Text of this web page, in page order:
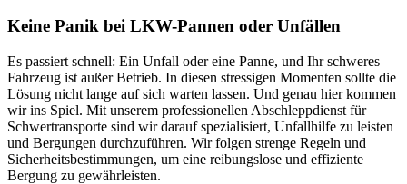
Keine Panik bei LKW-Pannen oder Unfällen
Es passiert schnell: Ein Unfall oder eine Panne, und Ihr schweres
Fahrzeug ist außer Betrieb. In diesen stressigen Momenten sollte die
Lösung nicht lange auf sich warten lassen. Und genau hier kommen
wir ins Spiel. Mit unserem professionellen Abschleppdienst für
Schwertransporte sind wir darauf spezialisiert, Unfallhilfe zu leisten
und Bergungen durchzuführen. Wir folgen strenge Regeln und
Sicherheitsbestimmungen, um eine reibungslose und effiziente
Bergung zu gewährleisten.